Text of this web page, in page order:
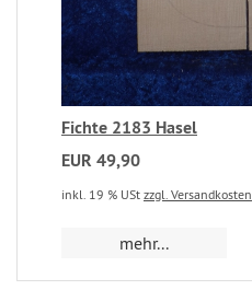
Fichte 2183 Hasel
EUR 49,90
inkl. 19 % USt zzgl. Versandkosten
mehr...